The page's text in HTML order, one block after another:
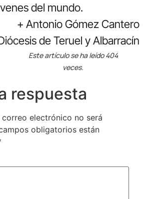
del mundo.
+ Antonio Gómez Cantero
de Teruel y Albarracín
Este artículo se ha leído 404
veces.
respuesta
electrónico no será
obligatorios están